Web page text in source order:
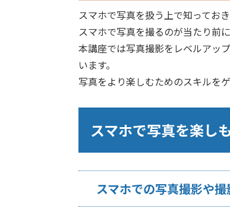
スマホで写真を扱う上で知ってお
スマホで写真を撮るのが当たり前
本講座では写真撮影をレベルアッ
います。
写真をより楽しむためのスキルを
スマホで写真を楽し
スマホでの写真撮影や